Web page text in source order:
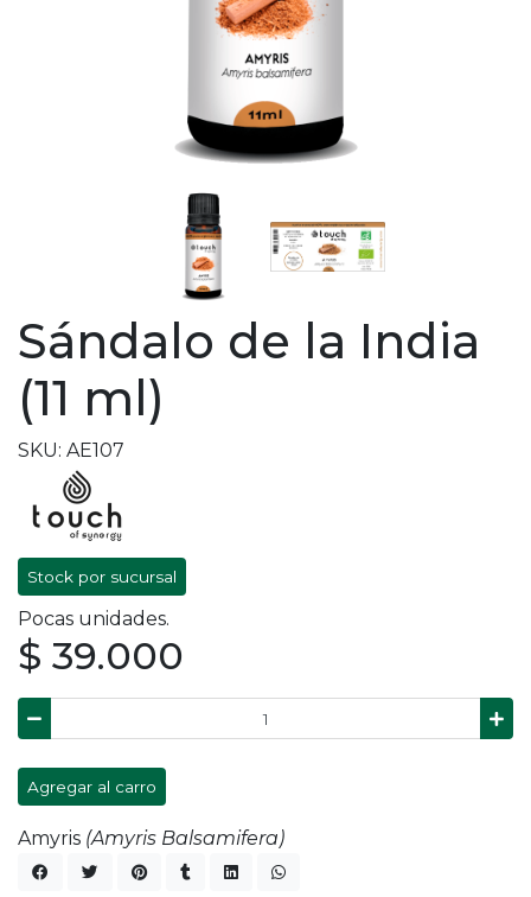
Sándalo de la India
(11 ml)
SKU: AE107
Stock por sucursal
Pocas unidades.
$ 39.000
Agregar al carro
Amyris (Amyris Balsamifera)